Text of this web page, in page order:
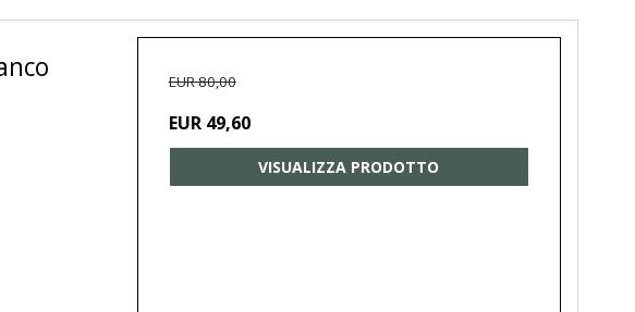
EUR 80,00
EUR 49,60
VISUALIZZA PRODOTTO